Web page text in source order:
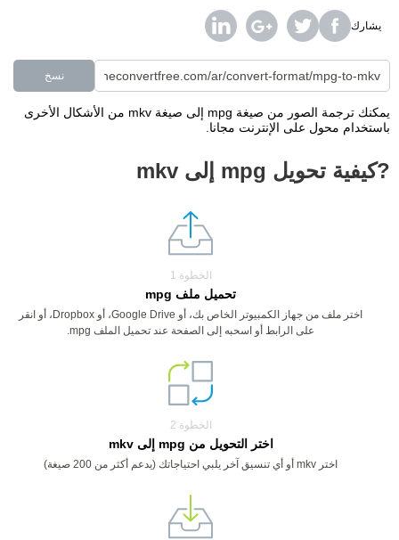
يشارك
نسخ
يمكنك ترجمة الصور من صيغة mpg إلى صيغة mkv من الأشكال الأخرى
باستخدام محول على الإنترنت مجانا.
?كيفية تحويل mpg إلى mkv
الخطوة 1
تحميل ملف mpg
اختر ملف من جهاز الكمبيوتر الخاص بك، أو Google Drive، أو Dropbox، أو انقر
على الرابط أو اسحبه إلى الصفحة عند تحميل الملف mpg.
الخطوة 2
اختر التحويل من mpg إلى mkv
اختر mkv أو أي تنسيق آخر يلبي احتياجاتك (يدعم أكثر من 200 صيغة)